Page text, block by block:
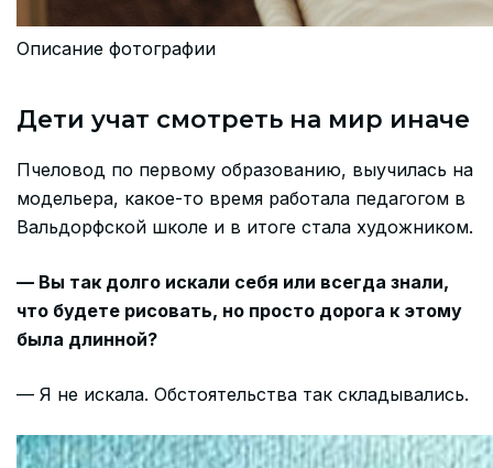
Описание фотографии
Дети учат смотреть на мир иначе
Пчеловод по первому образованию, выучилась на
модельера, какое-то время работала педагогом в
Вальдорфской школе и в итоге стала художником.
— Вы так долго искали себя или всегда знали,
что будете рисовать, но просто дорога к этому
была длинной?
— Я не искала. Обстоятельства так складывались.